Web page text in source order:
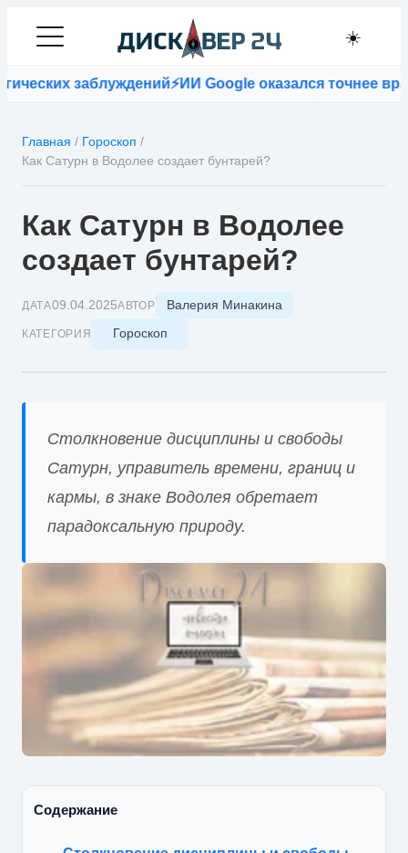
☀️
заблуждений⚡ИИ Google оказался точнее врачей
Главная / Гороскоп /
Как Сатурн в Водолее создает бунтарей?
Как Сатурн в Водолее
создает бунтарей?
ДАТА09.04.2025АВТОР Валерия Минакина
КАТЕГОРИЯ Гороскоп
Столкновение дисциплины и свободы
Сатурн, управитель времени, границ и
кармы, в знаке Водолея обретает
парадоксальную природу.
Содержание